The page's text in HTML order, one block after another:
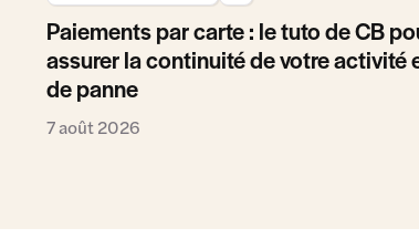
Paiements par carte : le tuto de CB
assurer la continuité de votre activité
de panne
7 août 2026